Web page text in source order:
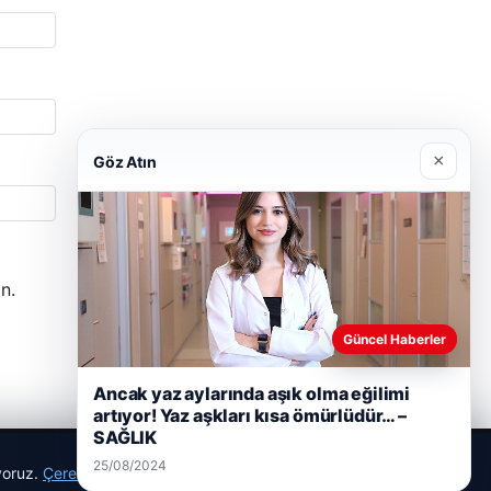
Çerez Politikamız
Göz Atın ×
Güncel Haberler
Ancak yaz aylarında aşık olma eğilimi
artıyor! Yaz aşkları kısa ömürlüdür… –
SAĞLIK
25/08/2024